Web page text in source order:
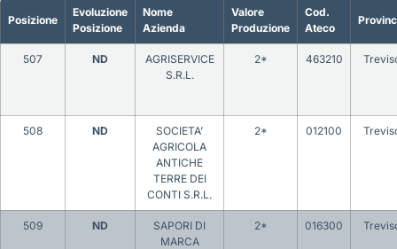
Posizione
Evoluzione
Posizione
Nome
Azienda
Valore
Produzione
Cod.
Ateco
507 ND
AGRISERVICE
S.R.L.
2* 463210
508 ND
SOCIETA’
AGRICOLA
ANTICHE
TERRE DEI
CONTI S.R.L.
2* 012100
509 ND
SAPORI DI
MARCA
2* 016300